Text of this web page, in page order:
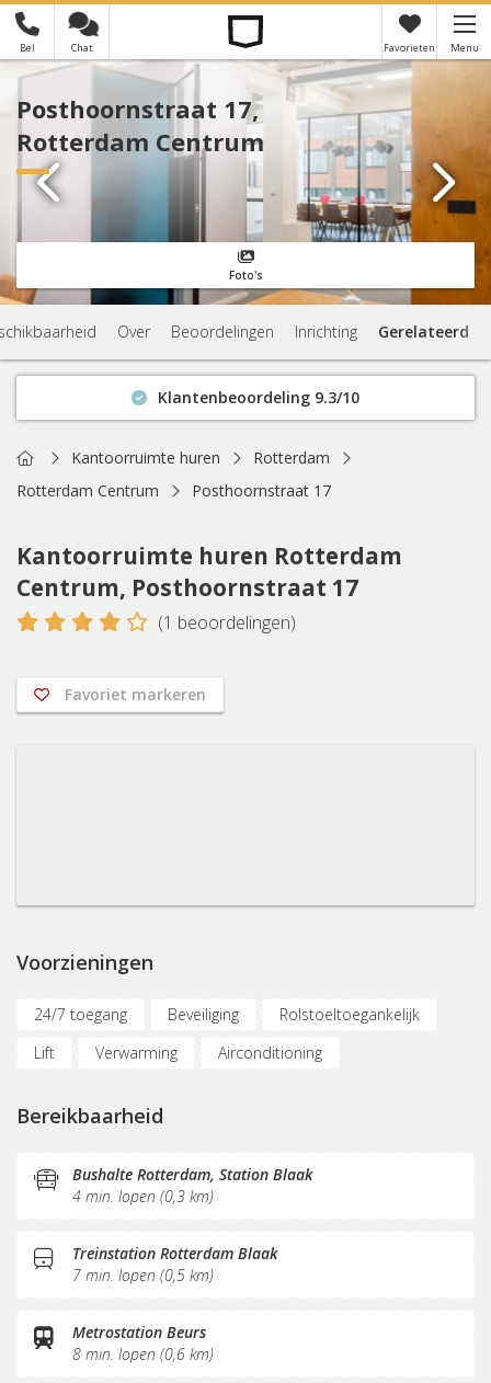
Bel Chat Favorieten Menu
Je hebt nog geen favorieten ×
Posthoornstraat 17,
Rotterdam Centrum
Foto's
Over Beoordelingen Inrichting Gerelateerd
Klantenbeoordeling 9.3/10
Actuele beschikbaarheid
HomeKantoorruimte huren
Rotterdam
Rotterdam Centrum
Posthoornstraat 17
Kantoorruimte huren Rotterdam
Centrum, Posthoornstraat 17
4 (1 beoordelingen)
Favoriet markeren
Voorzieningen
24/7 toegang Beveiliging
Rolstoeltoegankelijk
Lift
Verwarming
Airconditioning
Fietsenstalling
Vergaderplekken
Opslagruimte
Internetmogelijkheden
KVK-inschrijving
Koffie/thee
Pantry
Schoonmaak
Postverwerking
Bereikbaarheid
Bushalte Rotterdam, Station Blaak
4 min. lopen (0,3 km)
Treinstation Rotterdam Blaak
7 min. lopen (0,5 km)
Metrostation Beurs
8 min. lopen (0,6 km)